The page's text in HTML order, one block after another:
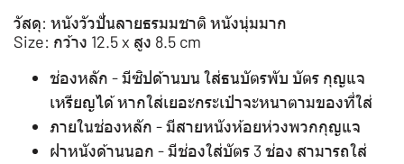
วัสดุ: หนังวัวปั่นลายธรมมชาติ หนังนุ่มมาก
Size: กว้าง 12.5 x สูง 8.5 cm
ช่องหลัก - มีซิปด้านบน ใส่ธนบัตรพับ บัตร กุญแจ
เหรียญได้ หากใส่เยอะกระเป๋าจะหนาตามของที่ใส่
ภายในช่องหลัก - มีสายหนังห้อยห่วงพวกกุญแจ
ฝาหนังด้านนอก - มีช่องใส่บัตร 3 ช่อง สามารถใส่